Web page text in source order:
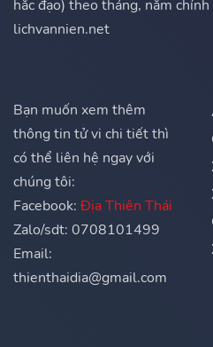
hắc đạo) theo tháng, năm
lichvannien.net
Bạn muốn xem thêm
thông tin tử vi chi tiết thì
có thể liên hệ ngay với
chúng tôi:
Facebook: Địa Thiên Thái
Zalo/sdt: 0708101499
Email:
thienthaidia@gmail.com